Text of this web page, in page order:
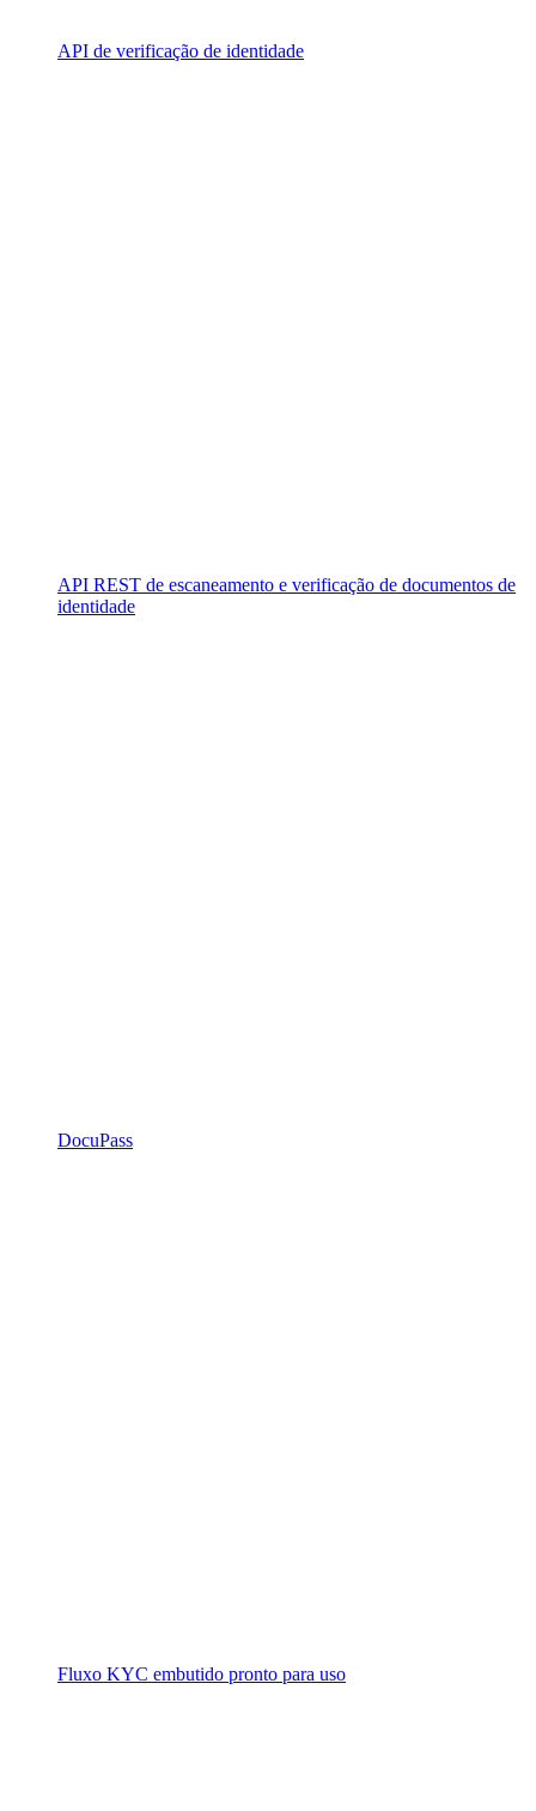
API de verificação de identidade
API REST de escaneamento e verificação de documentos de
identidade
DocuPass
Fluxo KYC embutido pronto para uso